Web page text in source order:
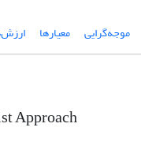
موجه‌گرایی معیارها
Approach